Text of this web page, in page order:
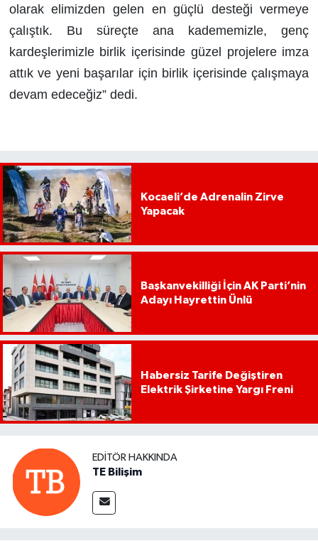
olarak elimizden gelen en güçlü desteği vermeye
çalıştık. Bu süreçte ana kadememizle, genç
kardeşlerimizle birlik içerisinde güzel projelere imza
attık ve yeni başarılar için birlik içerisinde çalışmaya
devam edeceğiz” dedi.
Kocaeli’de Adrenalin Zirve
Yapacak
Başkanvekilliği İçin AK Parti’nin
Adayı Hayrettin Ünlü
Habersiz Tarife Değiştiren
Elektrik Şirketine Yargı Freni
EDITÖR HAKKINDA
TE Bilişim